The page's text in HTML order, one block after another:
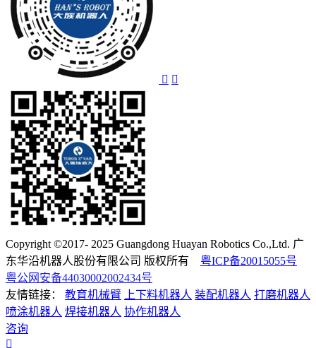
Copyright ©2017- 2025 Guangdong Huayan Robotics Co.,Ltd. 广
东华沿机器人股份有限公司 版权所有 粤ICP备20015055号
粤公网安备44030002002434号
友情链接：
教育机械臂 上下料机器人 装配机器人 打磨机器人
喷涂机器人 焊接机器人 协作机器人
咨询